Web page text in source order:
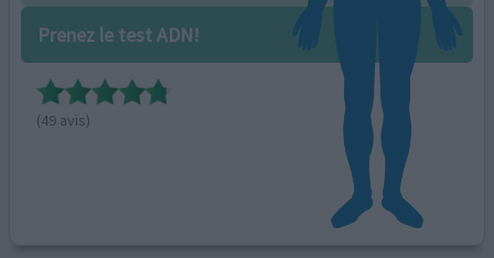
Prenez le test ADN!
(49 avis)